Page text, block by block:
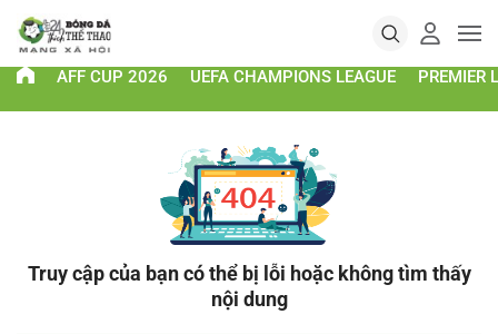
AFF CUP 2026 UEFA CHAMPIONS LEAGUE PREMIER
Truy cập của bạn có thể bị lỗi hoặc không tìm thấy
nội dung